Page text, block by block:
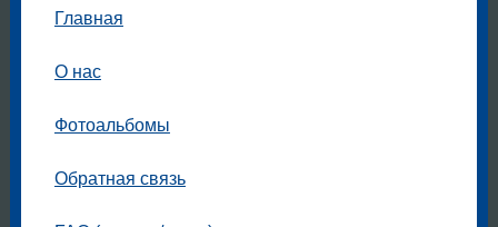
Главная
О нас
Фотоальбомы
Обратная связь